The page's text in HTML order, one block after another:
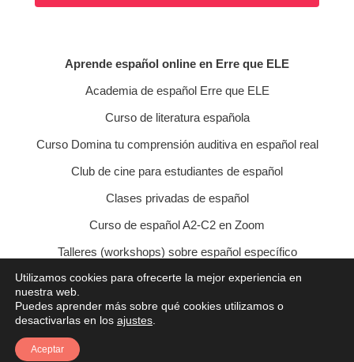
Aprende español online en Erre que ELE
Academia de español Erre que ELE
Curso de literatura española
Curso Domina tu comprensión auditiva en español real
Club de cine para estudiantes de español
Clases privadas de español
Curso de español A2-C2 en Zoom
Talleres (workshops) sobre español específico
Curso de conversación veraniego
Política de privacidad
Política de cookies
Condiciones de contratación
Utilizamos cookies para ofrecerte la mejor experiencia en
nuestra web.
Puedes aprender más sobre qué cookies utilizamos o
desactivarlas en los ajustes
Aceptar